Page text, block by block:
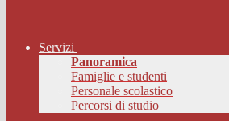
Servizi
Panoramica
Famiglie e studenti
Personale scolastico
Percorsi di studio